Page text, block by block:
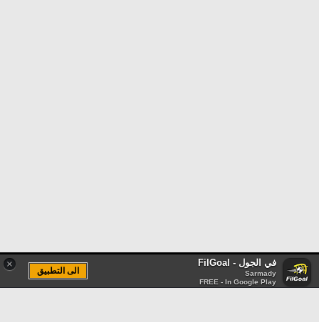
× في الجول - FilGoal
Sarmady
FREE - In Google Play
الى التطبيق